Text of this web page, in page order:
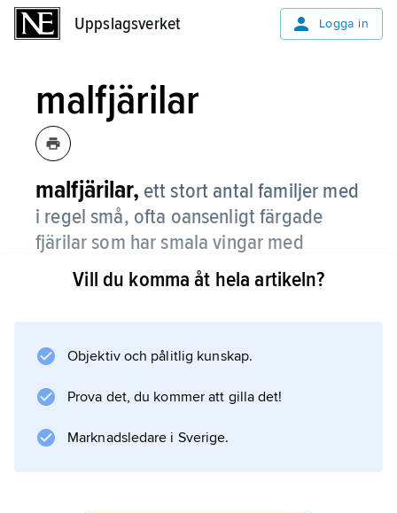
Uppslagsverket Logga in
malfjärilar
malfjärilar, ett stort antal familjer med
i regel små, ofta oansenligt färgade
fjärilar som har smala vingar med
hårfrans på bakkanten.
fjärilar
fjärilsarter, i Sverige ca 37 %. Artrika grupper är
bladhålmalar, dvärgmalar, spinnmalar,
stävmalar och äkta malar.
Vill du komma åt hela artikeln?
Objektiv och pålitlig kunskap.
Prova det, du kommer att gilla det!
Marknadsledare i Sverige.